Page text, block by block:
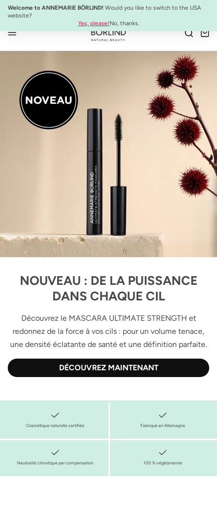
Passer au contenu principal
Welcome to ANNEMARIE BÖRLIND! Would you like to switch to the USA
website?
Yes, please!No, thanks.
NOUVEAU :ULTIMATE STRENGTH MASCARA
NOUVEAU : DE LA PUISSANCE
DANS CHAQUE CIL
Découvrez le MASCARA ULTIMATE STRENGTH et
redonnez de la force à vos cils : pour un volume tenace,
une densité éclatante de santé et une définition parfaite.
DÉCOUVREZ MAINTENANT
Cosmétique naturelle certifiée Fabriqué en Allemagne
Neutralité climatique par compensation 100 % végétarienne